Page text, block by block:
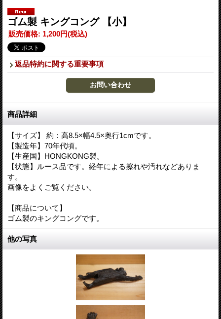
ゴム製 キングコング 【小】
販売価格: 1,200円(税込)
返品特約に関する重要事項
商品詳細
【サイズ】 約：高8.5×幅4.5×奥行1cmです。
【製造年】70年代頃。
【生産国】HONGKONG製。
【状態】ルース品です。経年による擦れや汚れなどありま
す。
画像をよくご覧ください。
【商品について】
ゴム製のキングコングです。
他の写真